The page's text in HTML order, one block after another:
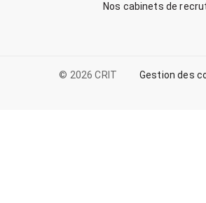
Nos cabinets de
© 2026 CRIT Gestion des